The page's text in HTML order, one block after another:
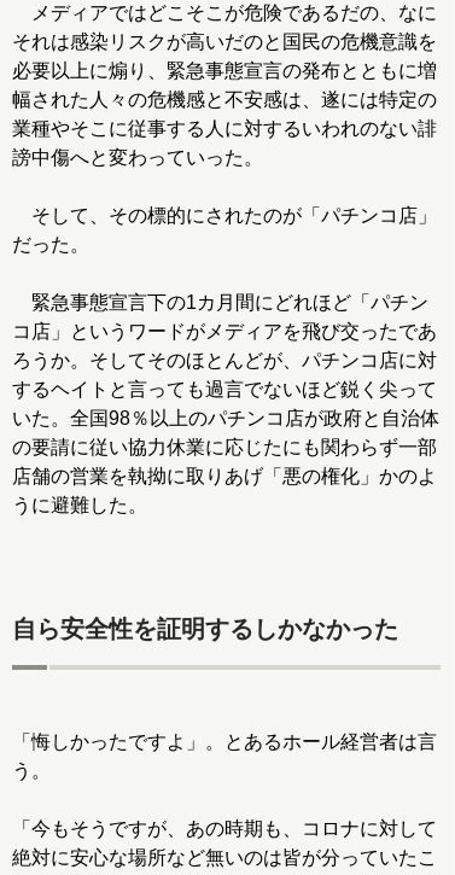
メディアではどこそこが危険であるだの、なに
それは感染リスクが高いだのと国民の危機意識を
必要以上に煽り、緊急事態宣言の発布とともに増
幅された人々の危機感と不安感は、遂には特定の
業種やそこに従事する人に対するいわれのない誹
謗中傷へと変わっていった。
そして、その標的にされたのが「パチンコ店」
だった。
緊急事態宣言下の1カ月間にどれほど「パチン
コ店」というワードがメディアを飛び交ったであ
ろうか。そしてそのほとんどが、パチンコ店に対
するヘイトと言っても過言でないほど鋭く尖って
いた。全国98％以上のパチンコ店が政府と自治体
の要請に従い協力休業に応じたにも関わらず一部
店舗の営業を執拗に取りあげ「悪の権化」かのよ
うに避難した。
自ら安全性を証明するしかなかった
「悔しかったですよ」。とあるホール経営者は言
う。
「今もそうですが、あの時期も、コロナに対して
絶対に安心な場所など無いのは皆が分っていたこ